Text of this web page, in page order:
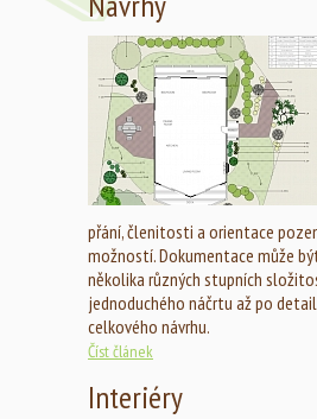
přání, členitosti a orientace
možností. Dokumentace může
několika různých stupních
jednoduchého náčrtu až po
celkového návrhu.
Číst článek
Interiéry